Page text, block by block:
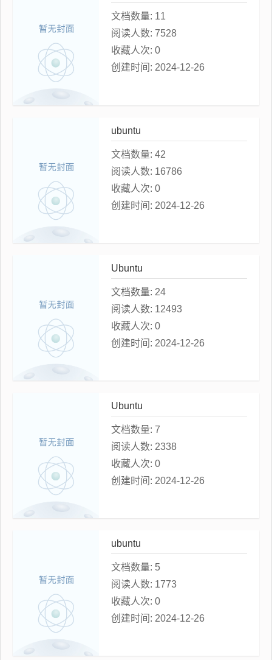
文档数量: 11
阅读人数: 7528
收藏人次: 0
创建时间: 2024-12-26
ubuntu
文档数量: 42
阅读人数: 16786
收藏人次: 0
创建时间: 2024-12-26
Ubuntu
文档数量: 24
阅读人数: 12493
收藏人次: 0
创建时间: 2024-12-26
Ubuntu
文档数量: 7
阅读人数: 2338
收藏人次: 0
创建时间: 2024-12-26
ubuntu
文档数量: 5
阅读人数: 1773
收藏人次: 0
创建时间: 2024-12-26